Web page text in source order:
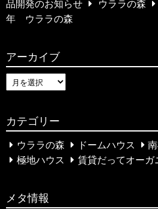
f
o
:
品開発のお知らせ
ウララの森
年 ウララの森
アーカイブ
ア
イ
ブ
カテゴリー
ウララの森 ドームハウス
極地ハウス
賃貸だってオーガ
メタ情報